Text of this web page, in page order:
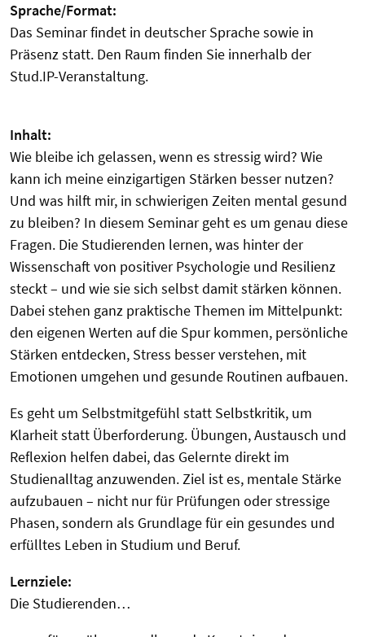
Sprache/Format:
Das Seminar findet in deutscher Sprache sowie in
Präsenz statt. Den Raum finden Sie innerhalb der
Stud.IP-Veranstaltung.
Inhalt:
Wie bleibe ich gelassen, wenn es stressig wird? Wie
kann ich meine einzigartigen Stärken besser nutzen?
Und was hilft mir, in schwierigen Zeiten mental gesund
zu bleiben? In diesem Seminar geht es um genau diese
Fragen. Die Studierenden lernen, was hinter der
Wissenschaft von positiver Psychologie und Resilienz
steckt – und wie sie sich selbst damit stärken können.
Dabei stehen ganz praktische Themen im Mittelpunkt:
den eigenen Werten auf die Spur kommen, persönliche
Stärken entdecken, Stress besser verstehen, mit
Emotionen umgehen und gesunde Routinen aufbauen.
Es geht um Selbstmitgefühl statt Selbstkritik, um
Klarheit statt Überforderung. Übungen, Austausch und
Reflexion helfen dabei, das Gelernte direkt im
Studienalltag anzuwenden. Ziel ist es, mentale Stärke
aufzubauen – nicht nur für Prüfungen oder stressige
Phasen, sondern als Grundlage für ein gesundes und
erfülltes Leben in Studium und Beruf.
Lernziele:
Die Studierenden…